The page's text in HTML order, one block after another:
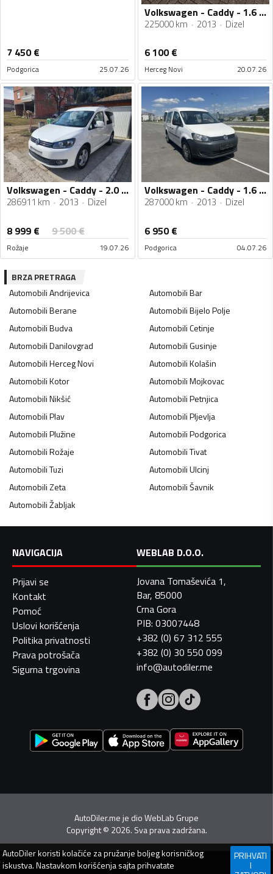
7 450€
Podgorica 25.07.26
Volkswagen - Caddy - 1.6 TDI
225000 km 2013 Dizel
6 100€
Herceg Novi 20.07.26
Volkswagen - Caddy - 2.0 TDI
286911 km 2013 Dizel
8 999 € 9 500€
Rožaje 19.07.26
Volkswagen - Caddy - 1.6 tdi
287000 km 2013 Dizel
6 950€
Podgorica 04.07.26
BRZA PRETRAGA
AutomobiliAndrijevica AutomobiliBar
AutomobiliBerane AutomobiliBijelo Polje
AutomobiliBudva AutomobiliCetinje
AutomobiliDanilovgrad AutomobiliGusinje
AutomobiliHerceg Novi AutomobiliKolašin
AutomobiliKotor AutomobiliMojkovac
AutomobiliNikšić AutomobiliPetnjica
AutomobiliPlav AutomobiliPljevlja
AutomobiliPlužine AutomobiliPodgorica
AutomobiliRožaje AutomobiliTivat
AutomobiliTuzi AutomobiliUlcinj
AutomobiliZeta AutomobiliŠavnik
AutomobiliŽabljak
NAVIGACIJA
Prijavi se
Kontakt
Pomoć
Uslovi korišćenja
Politika privatnosti
Prava potrošača
Sigurna trgovina
WEBLAB D.O.O.
Jovana Tomaševića 1,
Bar, 85000
Crna Gora
PIB: 03007448
+382 (0) 67 312 555
+382 (0) 30 550 099
info@autodiler.me
AutoDiler.me je dioWebLab Grupe
Copyright© 2026. Sva prava zadržana.
AutoDilerkoristi kolačiće za pružanje boljeg korisničkog
iskustva. Nastavkom korišćenja sajta prihvatate
PRIHVATI
I